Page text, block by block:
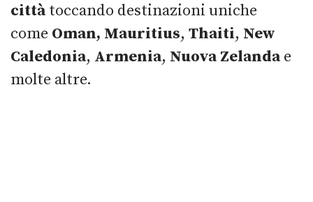
cittàtoccando destinazioni uniche
come Oman, Mauritius, Thaiti, New
Caledonia, Armenia, Nuova Zelandae
molte altre.